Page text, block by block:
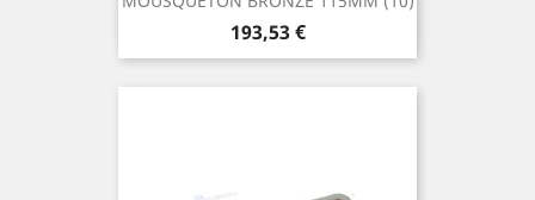
Prix
193,53 €